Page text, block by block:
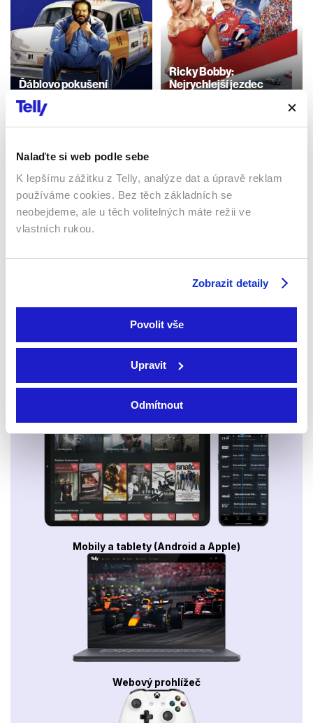
Nalaďte si web podle sebe
K lepšímu zážitku z Telly, analýze dat a úpravě reklam
používáme cookies. Bez těch základních se
neobejdeme, ale u těch volitelných máte režii ve
vlastních rukou.
Zobrazit detaily
Povolit vše
Upravit
Odmítnout
Ďáblovo pokušení
1991 | Itálie | 99 min
Filmy / Komedie / Akční
Ricky Bobby:
Nejrychlejší jezdec
Sledujte kdekoliv až na 6 zařízeních
Sledovat internetovou televizi jde odkudkoliv
po celé EU, a to až na 6 zařízeních.
Smart TV - Android, Google, Samsung, LG, VIDAA
Mobily a tablety (Android a Apple)
Webový prohlížeč